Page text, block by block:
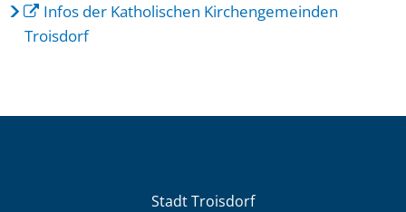
Infos der Katholischen Kirchengemeinden
Troisdorf
Stadt Troisdorf